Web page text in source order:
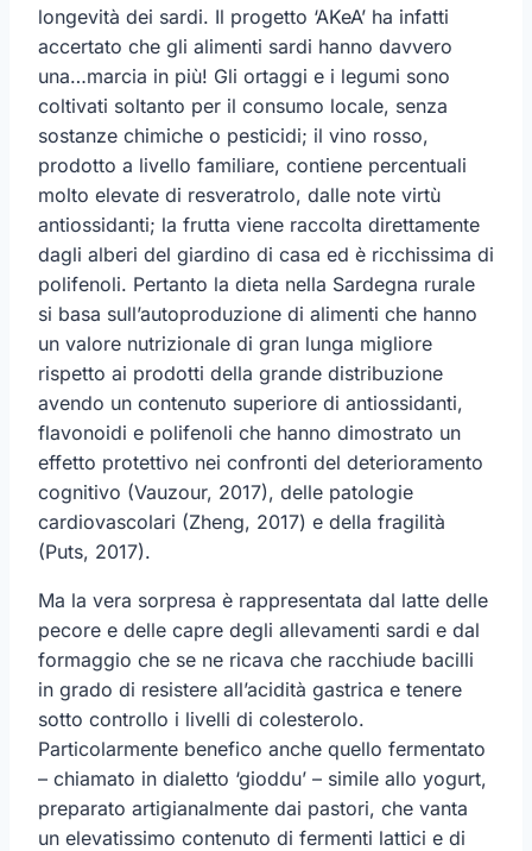
longevità dei sardi. Il progetto ‘AKeA’ ha infatti
accertato che gli alimenti sardi hanno davvero
una…marcia in più! Gli ortaggi e i legumi sono
coltivati soltanto per il consumo locale, senza
sostanze chimiche o pesticidi; il vino rosso,
prodotto a livello familiare, contiene percentuali
molto elevate di resveratrolo, dalle note virtù
antiossidanti; la frutta viene raccolta direttamente
dagli alberi del giardino di casa ed è ricchissima di
polifenoli. Pertanto la dieta nella Sardegna rurale
si basa sull’autoproduzione di alimenti che hanno
un valore nutrizionale di gran lunga migliore
rispetto ai prodotti della grande distribuzione
avendo un contenuto superiore di antiossidanti,
flavonoidi e polifenoli che hanno dimostrato un
effetto protettivo nei confronti del deterioramento
cognitivo (Vauzour, 2017), delle patologie
cardiovascolari (Zheng, 2017) e della fragilità
(Puts, 2017).
Ma la vera sorpresa è rappresentata dal latte delle
pecore e delle capre degli allevamenti sardi e dal
formaggio che se ne ricava che racchiude bacilli
in grado di resistere all’acidità gastrica e tenere
sotto controllo i livelli di colesterolo.
Particolarmente benefico anche quello fermentato
– chiamato in dialetto ‘gioddu’ – simile allo yogurt,
preparato artigianalmente dai pastori, che vanta
un elevatissimo contenuto di fermenti lattici e di